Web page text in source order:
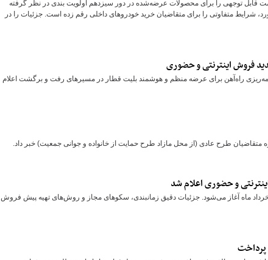
قابل توجهی را برای محصولات عرضه‌شده در دور سیزدهم اولویت بندی در نظر گرفته
شرایط متفاوتی را برای متقاضیان خرید خودرو‌های داخلی رقم زده است. جزئیات را در
۱۴۰۵ به‌زودی کلید می‌خورد؛ برنامه‌ریزی راه‌آهن برای عرضه منظم و هوشمند بلیت قطار در مسیر‌های رفت و برگشت اعلام
طرح عادی (از محل مازاد طرح حمایت از خانواده و جوانی جمعیت) خبر داد.
فروش بلیت قطار برای بازه زمانی نیمه دوم خرداد ماه، از روز شنبه ۱۶ خرداد ماه آغاز می‌شود. جزئیات دقیق زمانبندی، سکو‌های مجاز و روش‌های تهیه پیش فروش